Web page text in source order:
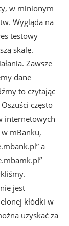
w minionym
Wygląda na
testowy
skalę.
Zawsze
dane
to czytając
często
internetowych
mBanku,
a
jest
kłódki w
uzyskać za